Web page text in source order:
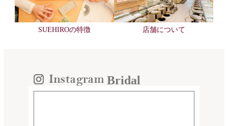
SUEHIROの特徴 店舗について
Bridal